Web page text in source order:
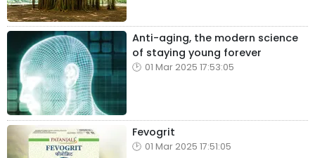
Anti-aging, the modern science
of staying young forever
01 Mar 2025 17:53:05
Fevogrit
01 Mar 2025 17:51:05